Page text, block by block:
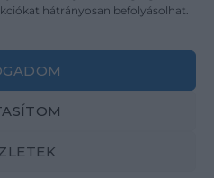
hátrányosan befolyásolhat.
Impresszum
ot